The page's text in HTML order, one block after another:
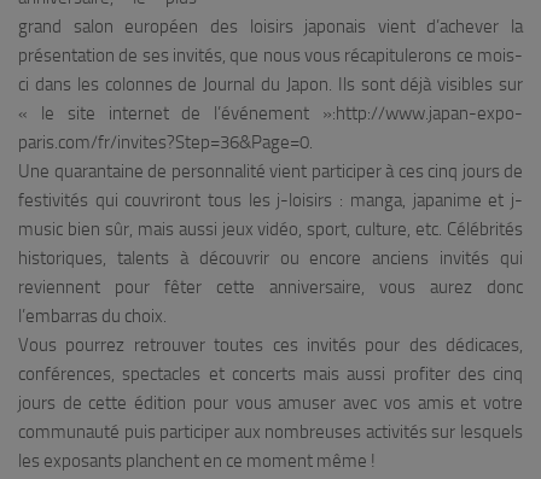
grand salon européen des loisirs japonais vient d’achever la
présentation de ses invités, que nous vous récapitulerons ce mois-
ci dans les colonnes de Journal du Japon. Ils sont déjà visibles sur
« le site internet de l’événement »:http://www.japan-expo-
paris.com/fr/invites?Step=36&Page=0.
Une quarantaine de personnalité vient participer à ces cinq jours de
festivités qui couvriront tous les j-loisirs : manga, japanime et j-
music bien sûr, mais aussi jeux vidéo, sport, culture, etc. Célébrités
historiques, talents à découvrir ou encore anciens invités qui
reviennent pour fêter cette anniversaire, vous aurez donc
l’embarras du choix.
Vous pourrez retrouver toutes ces invités pour des dédicaces,
conférences, spectacles et concerts mais aussi profiter des cinq
jours de cette édition pour vous amuser avec vos amis et votre
communauté puis participer aux nombreuses activités sur lesquels
les exposants planchent en ce moment même !